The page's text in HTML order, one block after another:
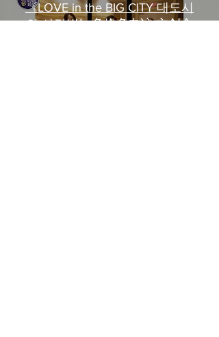
《LOVE in the BIG CITY 대도시
의 사랑법》多伦多专访 主创金